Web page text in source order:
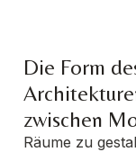
Die Form
zwischen
Räume zu